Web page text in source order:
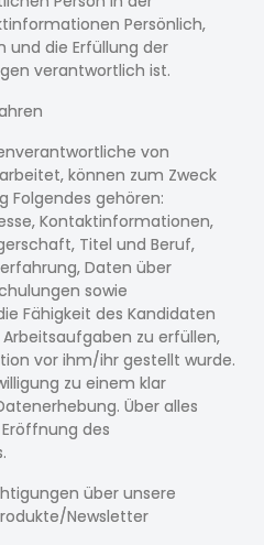
Persönlich,
und die Erfüllung der
verantwortlich ist.
von
können zum Zweck
Folgendes gehören:
Kontaktinformationen,
Titel und Beruf,
Daten über
sowie
Fähigkeit des Kandidaten
zu erfüllen,
vor ihm/ihr gestellt wurde.
zu einem klar
Über alles
des
über unsere
Newsletter